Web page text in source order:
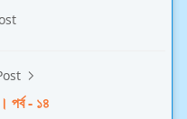
পর্ব - ১৪